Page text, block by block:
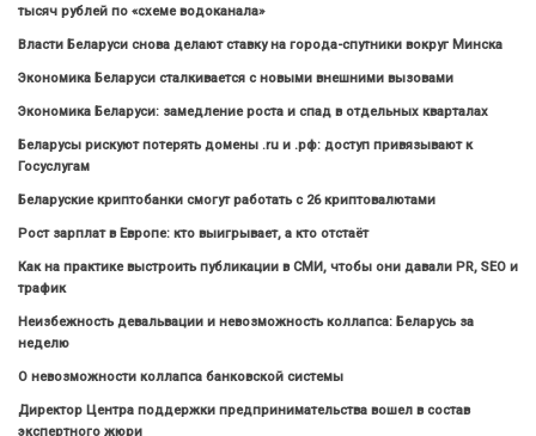
тысяч рублей по «схеме водоканала»
Власти Беларуси снова делают ставку на города-спутники вокруг Минска
Экономика Беларуси сталкивается с новыми внешними вызовами
Экономика Беларуси: замедление роста и спад в отдельных кварталах
Беларусы рискуют потерять домены .ru и .рф: доступ привязывают к
Госуслугам
Беларуские криптобанки смогут работать с 26 криптовалютами
Рост зарплат в Европе: кто выигрывает, а кто отстаёт
Как на практике выстроить публикации в СМИ, чтобы они давали PR, SEO и
трафик
Неизбежность девальвации и невозможность коллапса: Беларусь за
неделю
О невозможности коллапса банковской системы
Директор Центра поддержки предпринимательства вошел в состав
экспертного жюри